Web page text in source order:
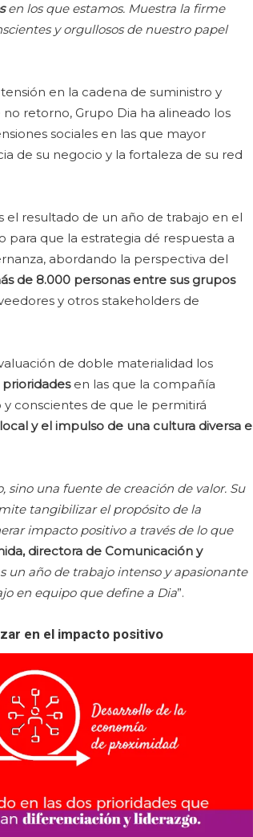
en los que estamos. Muestra la firme
y orgullosos de nuestro papel
en la cadena de suministro y
retorno, Grupo Dia ha alineado los
sociales en las que mayor
de su negocio y la fortaleza de su red
el resultado de un año de trabajo en el
para que la estrategia dé respuesta a
abordando la perspectiva del
de 8.000 personas entre sus grupos
y otros stakeholders de
de doble materialidad los
prioridadesen las que la compañía
conscientes de que le permitirá
y el impulso de una cultura diversa e
sino una fuente de creación de valor. Su
tangibilizar el propósito de la
impacto positivo a través de lo que
directora de Comunicación y
un año de trabajo intenso y apasionante
en equipo que define a Dia”.
en el impacto positivo